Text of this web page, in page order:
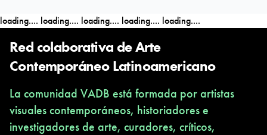
loading.... loading.... loading.... loading.... loading....
Red colaborativa de Arte
Contemporáneo Latinoamericano
La comunidad VADB está formada por artistas
visuales contemporáneos, historiadores e
investigadores de arte, curadores, críticos,